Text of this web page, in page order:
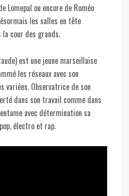
Lomepal ou encore de Roméo
les salles en tête
la cour des grands.
est une jeune marseillaise
les réseaux avec son
variées. Observatrice de son
dans son travail comme dans
avec détermination sa
électro et rap.